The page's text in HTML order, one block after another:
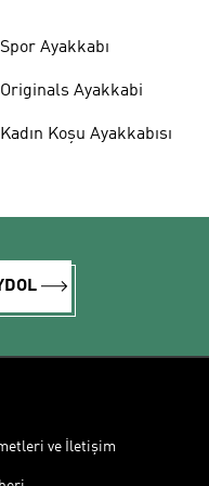
Spor Ayakkabı
Originals Ayakkabi
Kadın Koşu Ayakkabısı
ve İletişim